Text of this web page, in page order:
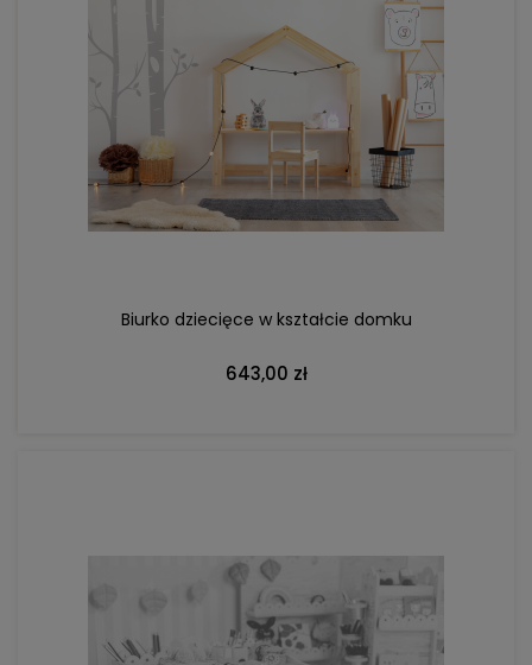
Biurko dziecięce w kształcie domku
643,00 zł
DO KOSZYKA